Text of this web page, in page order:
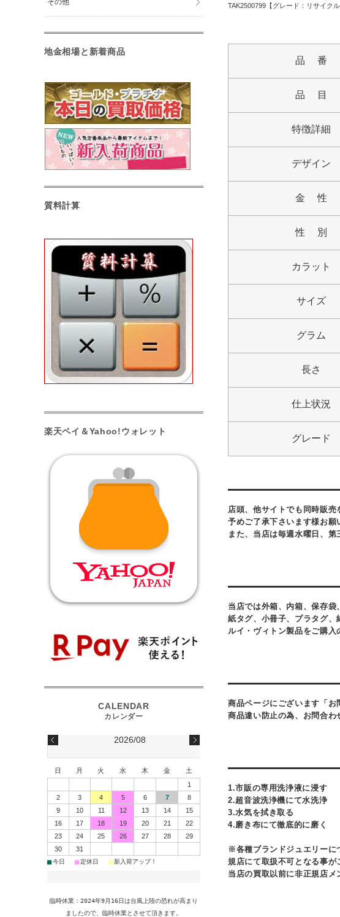
TAK2500799【グレード：リサイクル
品 番
品 目
特徴詳細
デザイン
金 性
性 別
カラット
サイズ
グラム
長さ
仕上状況
グレード
店頭、他サイトでも同時販売
予めご了承下さいます様お願
また、当店は毎週水曜日、
当店では外箱、内箱、保存袋
紙タグ、小冊子、プラタグ、
ルイ・ヴィトン製品をご購入
商品ページにございます「お
商品違い防止の為、お問合わ
1.市販の専用洗浄液に浸す
2.超音波洗浄機にて水洗浄
3.水気を拭き取る
4.磨き布にて徹底的に磨く
※各種ブランドジュエリーに
規店にて取扱不可となる事が
当店の買取以前に非正規店メ
その他
地金相場と新着商品
質料計算
楽天ペイ＆Yahoo!ウォレット
2026/08
日 月 火 水 木 金
土
1
2
3 4 5 6 7
8
9
10 11 12 13 14
15
16
17 18 19 20 21
22
23
24 25 26 27 28
29
30
31
■今日 ■定休日 ■新入荷アップ！
臨時休業：2024年9月16日は台風上陸の恐れが高まり
ましたので、臨時休業とさせて頂きます。